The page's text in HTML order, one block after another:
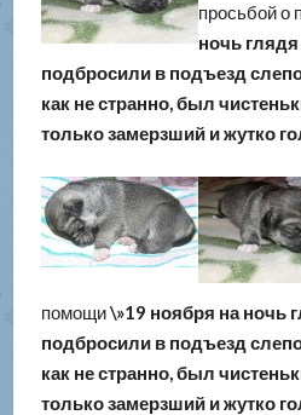
просьбой о
ночь
подбросили в подъезд
как не странно, был
только замерзший и жутко
помощи\»19 ноября на ночь
подбросили в подъезд
как не странно, был
только замерзший и жутко